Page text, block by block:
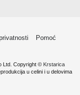
Pomoć
Ltd. Copyright © Krstarica
u celini i u delovima